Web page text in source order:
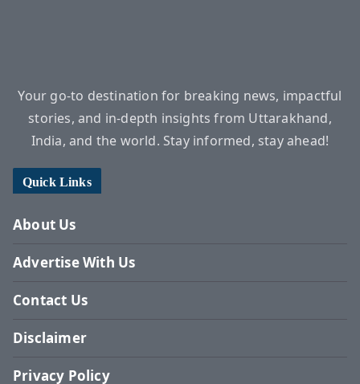
Your go-to destination for breaking news, impactful
stories, and in-depth insights from Uttarakhand,
India, and the world. Stay informed, stay ahead!
Quick Links
About Us
Advertise With Us
Contact Us
Disclaimer
Privacy Policy